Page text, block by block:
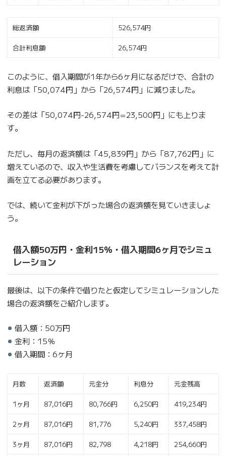
総返済額 526,574円
合計利息額 26,574円
このように、借入期間が1年から6ヶ月になるだけで、合計の
利息は「50,074円」から「26,574円」に減りました。
その差は「50,074円-26,574円=23,500円」にも上りま
す。
ただし、毎月の返済額は「45,839円」から「87,762円」に
増えているので、収入や生活費を考慮してバランスを考えて計
画を立てる必要があります。
では、続いて金利が下がった場合の返済額を見ていきましょ
う。
借入額50万円・金利15％・借入期間6ヶ月でシミュ
レーション
最後は、以下の条件で借りたと仮定してシミュレーションした
場合の返済額をご紹介します。
借入額：50万円
金利：15％
借入期間：6ヶ月
月数 返済額 元金分 利息分 元金残高
1ヶ月 87,016円 80,766円 6,250円 419,234円
2ヶ月 87,016円 81,776 5,240円 337,458円
3ヶ月 87,016円 82,798 4,218円 254,660円